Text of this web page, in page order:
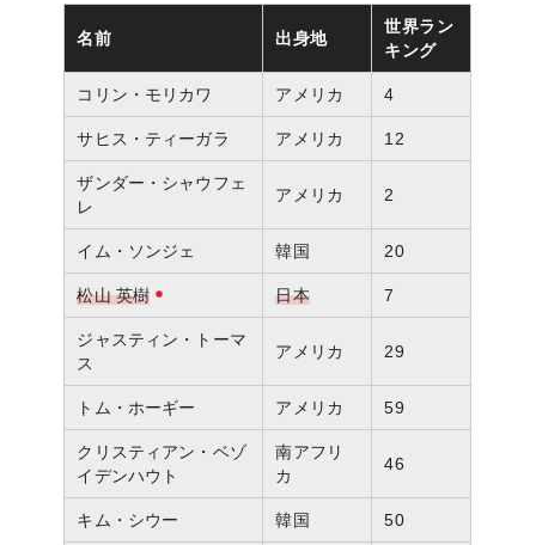
名前 出身地
世界ラン
キング
コリン・モリカワ アメリカ 4
サヒス・ティーガラ アメリカ 12
ザンダー・シャウフェ
レ
アメリカ 2
イム・ソンジェ 韓国 20
松山 英樹 日本 7
ジャスティン・トーマ
ス
アメリカ 29
トム・ホーギー アメリカ 59
クリスティアン・ベゾ
イデンハウト
南アフリ
カ
46
キム・シウー 韓国 50